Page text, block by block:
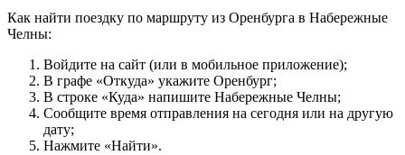
Как найти поездку по маршруту из Оренбурга в Набережные
Челны:
Войдите на сайт (или в мобильное приложение);
В графе «Откуда» укажите Оренбург;
В строке «Куда» напишите Набережные Челны;
Сообщите время отправления на сегодня или на другую
дату;
Нажмите «Найти».